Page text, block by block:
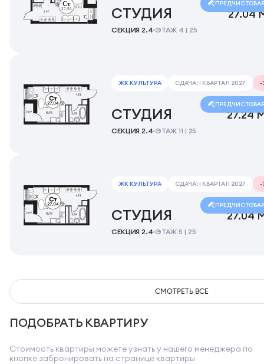
СМОТРЕТЬ ВСЕ
СТУДИЯ
СЕКЦИЯ 2.4 ЭТАЖ 4 | 25
27.04
ЖК КУЛЬТУРА СДАЧА: I КВАРТАЛ 2027 -
СТУДИЯ
СЕКЦИЯ 2.4 ЭТАЖ 11 | 25
27.24
ЖК КУЛЬТУРА СДАЧА: I КВАРТАЛ 2027 -
СТУДИЯ
СЕКЦИЯ 2.4 ЭТАЖ 5 | 25
27.04
ПОДОБРАТЬ КВАРТИРУ
Стоимость квартиры можете узнать у нашего менеджера по
кнопке забронировать на странице квартиры